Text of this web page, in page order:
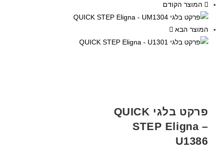
המוצר הקודם
המוצר הבא
פרקט בלגי QUICK
STEP Eligna –
U1386